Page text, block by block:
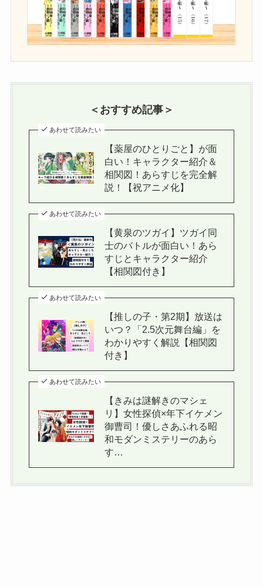
＜おすすめ記事＞
あわせて読みたい
【薬屋のひとりごと】が面
白い！キャラクター紹介＆
相関図！あらすじを完全解
説！【祝アニメ化】
あわせて読みたい
【黄泉のツガイ】ツガイ同
士のバトルが面白い！あら
すじとキャラクター紹介
【相関図付き】
あわせて読みたい
【推しの子・第2期】放送は
いつ？「2.5次元舞台編」を
わかりやすく解説【相関図
付き】
あわせて読みたい
【きみは謎解きのマシェ
リ】女性探偵×年下イケメン
御曹司！優しさあふれる昭
和モダンミステリーのあら
す…